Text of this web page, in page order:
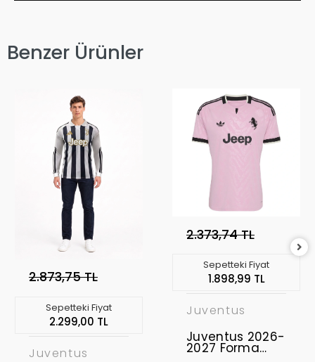
Benzer Ürünler
2.873,75 TL
Sepetteki Fiyat
2.299,00 TL
Juventus
2.373,74 TL
Sepetteki Fiyat
1.898,99 TL
Juventus
Juventus 2026-
2027 Forma